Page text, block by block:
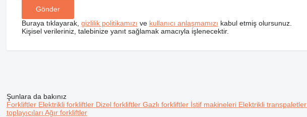
Buraya tıklayarak, gizlilik politikamızı ve kullanıcı anlaşmamızı kabul etmiş olursunuz.
Kişisel verileriniz, talebinize yanıt sağlamak amacıyla işlenecektir.
Şunlara da bakınız
Forkliftler Elektrikli forkliftler Dizel forkliftler Gazlı forkliftler İstif makineleri Elektrikli transpaletler
toplayıcıları Ağır forkliftler